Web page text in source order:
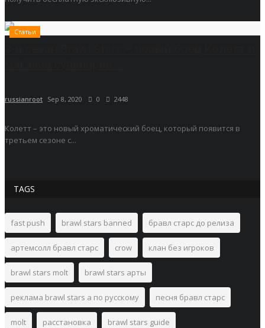
Статьи
russianroot Sep 8, 2020 0 2448
Колетт – это новый хроматический боец, который появится в
третьем сезоне с...
TAGS
fast push brawl stars banned бравл старс до релиза
артемсолл бравл старс crow клан без игроков
brawl stars molt brawl stars арты
реклама brawl stars а по русскому песня бравл старс
molt расстановка brawl stars guide